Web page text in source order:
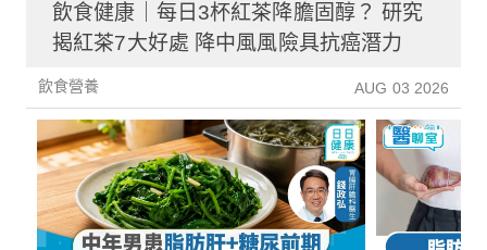
飲食健康｜每日3杯紅茶降膽固醇？ 研究
揭紅茶7大好處 降中風風險具抗癌潛力
飲食營養 AUG 03 2026